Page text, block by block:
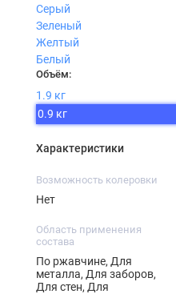
Серый
Зеленый
Желтый
Белый
Объём:
1.9 кг
0.9 кг
Характеристики
Возможность колеровки
Нет
Область применения
состава
По ржавчине, Для
металла, Для заборов,
Для стен, Для